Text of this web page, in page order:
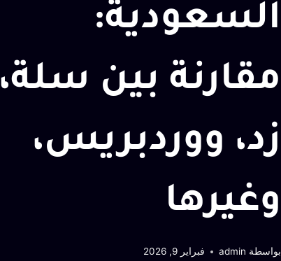
السعودية:
مقارنة بين سلة،
زد، ووردبريس،
وغيرها
بواسطة admin فبراير 9, 2026